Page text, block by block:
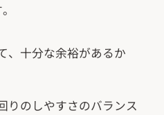
、十分な余裕があるか
りのしやすさのバランス